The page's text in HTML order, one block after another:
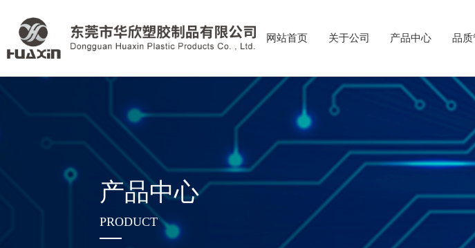
网站首页 关于公司 产品中心 品质
产品中心
PRODUCT